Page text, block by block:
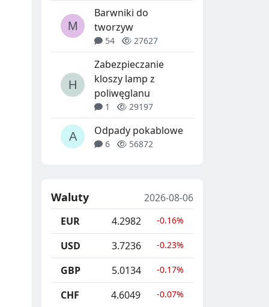
Barwniki do
tworzyw
54 27627
Zabezpieczanie
kloszy lamp z
poliwęglanu
1 29197
Odpady pokablowe
6 56872
Waluty
2026-08-06
EUR
4.2982 -0.16%
USD 3.7236 -0.23%
GBP 5.0134 -0.17%
CHF 4.6049 -0.07%